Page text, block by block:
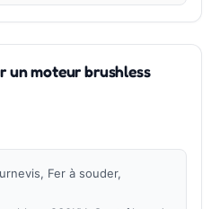
un moteur brushless
Fer à souder,